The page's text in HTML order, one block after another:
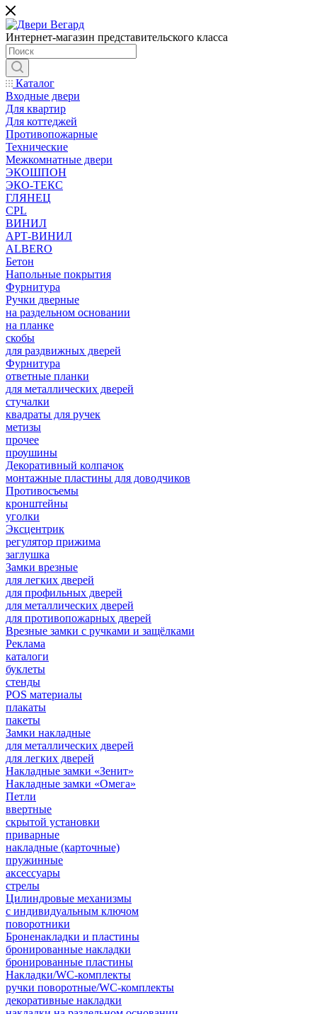
Интернет-магазин представительского класса
Каталог
Входные двери
Для квартир
Для коттеджей
Противопожарные
Технические
Межкомнатные двери
ЭКОШПОН
ЭКО-ТЕКС
ГЛЯНЕЦ
CPL
ВИНИЛ
АРТ-ВИНИЛ
ALBERO
Бетон
Напольные покрытия
Фурнитура
Ручки дверные
на раздельном основании
на планке
скобы
для раздвижных дверей
Фурнитура
ответные планки
для металлических дверей
стучалки
квадраты для ручек
метизы
прочее
проушины
Декоративный колпачок
монтажные пластины для доводчиков
Противосъемы
кронштейны
уголки
Эксцентрик
регулятор прижима
заглушка
Замки врезные
для легких дверей
для профильных дверей
для металлических дверей
для противопожарных дверей
Врезные замки с ручками и защёлками
Реклама
каталоги
буклеты
стенды
POS материалы
плакаты
пакеты
Замки накладные
для металлических дверей
для легких дверей
Накладные замки «Зенит»
Накладные замки «Омега»
Петли
ввертные
скрытой установки
приварные
накладные (карточные)
пружинные
аксессуары
стрелы
Цилиндровые механизмы
с индивидуальным ключом
поворотники
Броненакладки и пластины
бронированные накладки
бронированные пластины
Накладки/WC-комплекты
ручки поворотные/WC-комплекты
декоративные накладки